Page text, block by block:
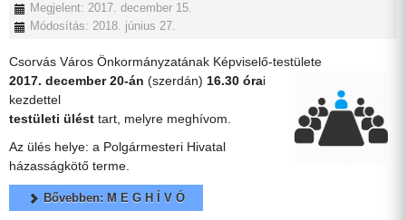
Megjelent: 2017. december 15.
Módosítás: 2018. június 27.
Csorvás Város Önkormányzatának Képviselő-testülete
2017. december 20-án (szerdán) 16.30 órai
kezdettel
testületi ülést tart, melyre meghívom.
Az ülés helye: a Polgármesteri Hivatal
házasságkötő terme.
Bővebben: M E G H Í V Ó